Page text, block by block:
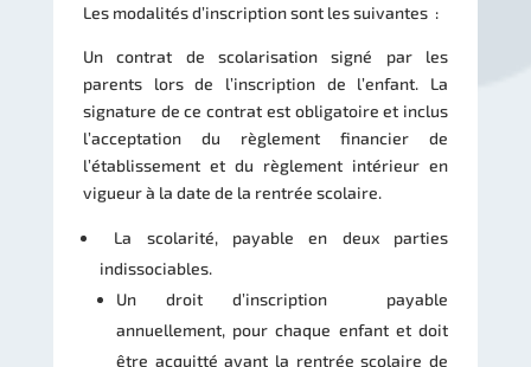
Les modalités d’inscription sont les suivantes :
Un contrat de scolarisation signé par les
parents lors de l’inscription de l’enfant. La
signature de ce contrat est obligatoire et inclus
l’acceptation du règlement financier de
l’établissement et du règlement intérieur en
vigueur à la date de la rentrée scolaire.
La scolarité, payable en deux parties
indissociables.
Un droit d’inscription payable
annuellement, pour chaque enfant et doit
être acquitté avant la rentrée scolaire de